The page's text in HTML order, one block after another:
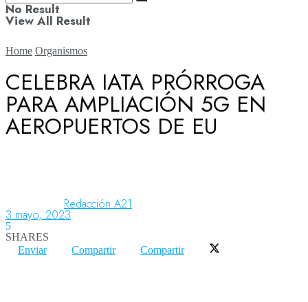
No Result
View All Result
Aerolíneas
Aeropuertos
Columnistas
Home Organismos
CELEBRA IATA PRÓRROGA
PARA AMPLIACIÓN 5G EN
AEROPUERTOS DE EU
Redacción A21
3 mayo, 2023
5
SHARES
Enviar
Compartir Compartir